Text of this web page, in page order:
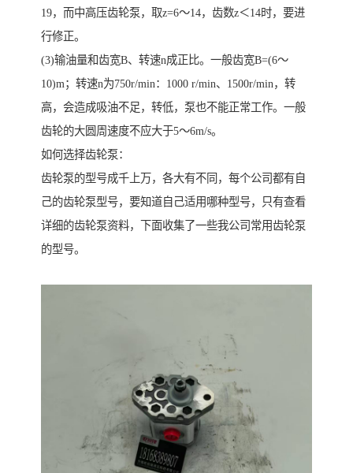
19，而中高压齿轮泵，取z=6～14，齿数z＜14时，要进
行修正。
(3)输油量和齿宽B、转速n成正比。一般齿宽B=(6～
10)m；转速n为750r/min：1000 r/min、1500r/min，转
高，会造成吸油不足，转低，泵也不能正常工作。一般
齿轮的大圆周速度不应大于5～6m/s。
如何选择齿轮泵：
齿轮泵的型号成千上万，各大有不同，每个公司都有自
己的齿轮泵型号，要知道自己适用哪种型号，只有查看
详细的齿轮泵资料，下面收集了一些我公司常用齿轮泵
的型号。